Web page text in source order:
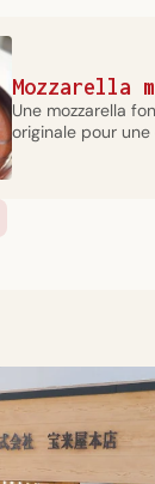
Mozzarella
Une mozzarella
originale pour